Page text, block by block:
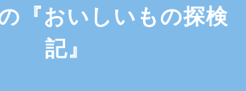
『おいしいもの探検
記』